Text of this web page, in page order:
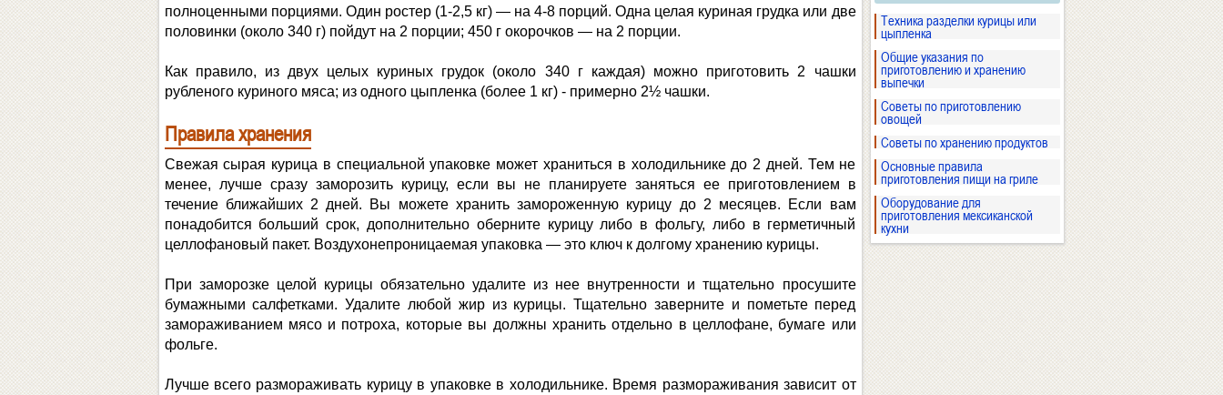
полноценными порциями. Один ростер (1-2,5 кг) — на 4-8 порций. Одна целая куриная грудка или две
половинки (около 340 г) пойдут на 2 порции; 450 г окорочков — на 2 порции.
Как правило, из двух целых куриных грудок (около 340 г каждая) можно приготовить 2 чашки
рубленого куриного мяса; из одного цыпленка (более 1 кг) - примерно 2½ чашки.
Правила хранения
Свежая сырая курица в специальной упаковке может храниться в холодильнике до 2 дней. Тем не
менее, лучше сразу заморозить курицу, если вы не планируете заняться ее приготовлением в
течение ближайших 2 дней. Вы можете хранить замороженную курицу до 2 месяцев. Если вам
понадобится больший срок, дополнительно оберните курицу либо в фольгу, либо в герметичный
целлофановый пакет. Воздухонепроницаемая упаковка — это ключ к долгому хранению курицы.
При заморозке целой курицы обязательно удалите из нее внутренности и тщательно просушите
бумажными салфетками. Удалите любой жир из курицы. Тщательно заверните и пометьте перед
замораживанием мясо и потроха, которые вы должны хранить отдельно в целлофане, бумаге или
фольге.
Лучше всего размораживать курицу в упаковке в холодильнике. Время размораживания зависит от
Техника разделки курицы или
цыпленка
Общие указания по
приготовлению и хранению
выпечки
Советы по приготовлению
овощей
Советы по хранению продуктов
Основные правила
приготовления пищи на гриле
Оборудование для
приготовления мексиканской
кухни